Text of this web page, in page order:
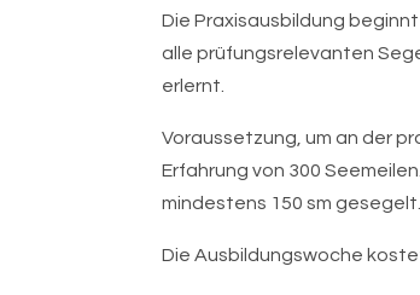
Die Praxisausbildung
alle prüfungsrelevanten
erlernt.
Voraussetzung, um an der
Erfahrung von 300
mindestens 150 sm gesegelt.
Die Ausbildungswoche